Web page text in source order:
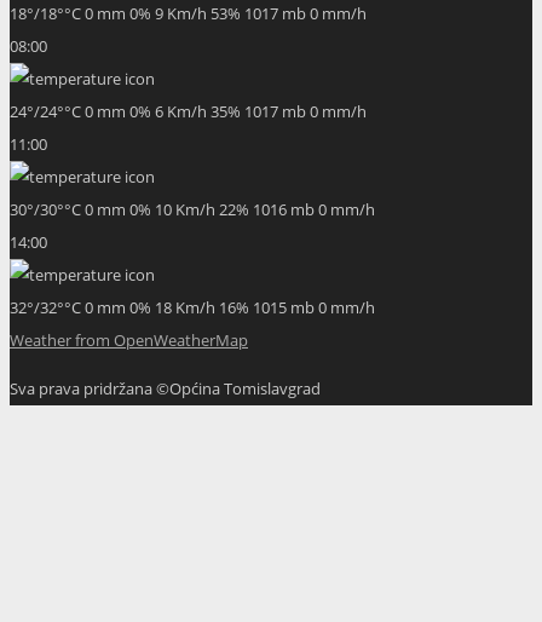
18°/18°°C0 mm 0% 9 Km/h 53% 1017 mb0 mm/h
08:00
24°/24°°C0 mm 0% 6 Km/h 35% 1017 mb0 mm/h
11:00
30°/30°°C0 mm 0% 10 Km/h 22% 1016 mb0 mm/h
14:00
32°/32°°C0 mm 0% 18 Km/h 16% 1015 mb0 mm/h
Weather from OpenWeatherMap
Sva prava pridržana ©Općina Tomislavgrad